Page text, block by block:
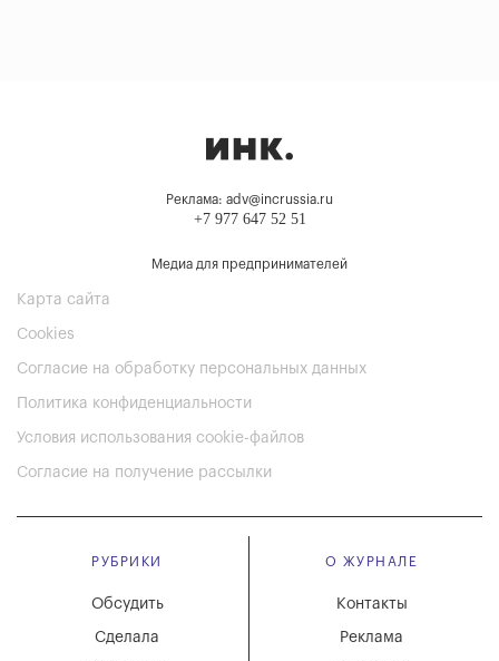
Реклама: adv@incrussia.ru
+7 977 647 52 51
Медиа для предпринимателей
Карта сайта
Cookies
Согласие на обработку персональных данных
Политика конфиденциальности
Условия использования cookie-файлов
Согласие на получение рассылки
РУБРИКИ
Обсудить
Сделала
О ЖУРНАЛЕ
Реклама
Контакты